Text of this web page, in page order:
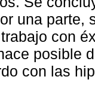
una parte,
con
posible
con las